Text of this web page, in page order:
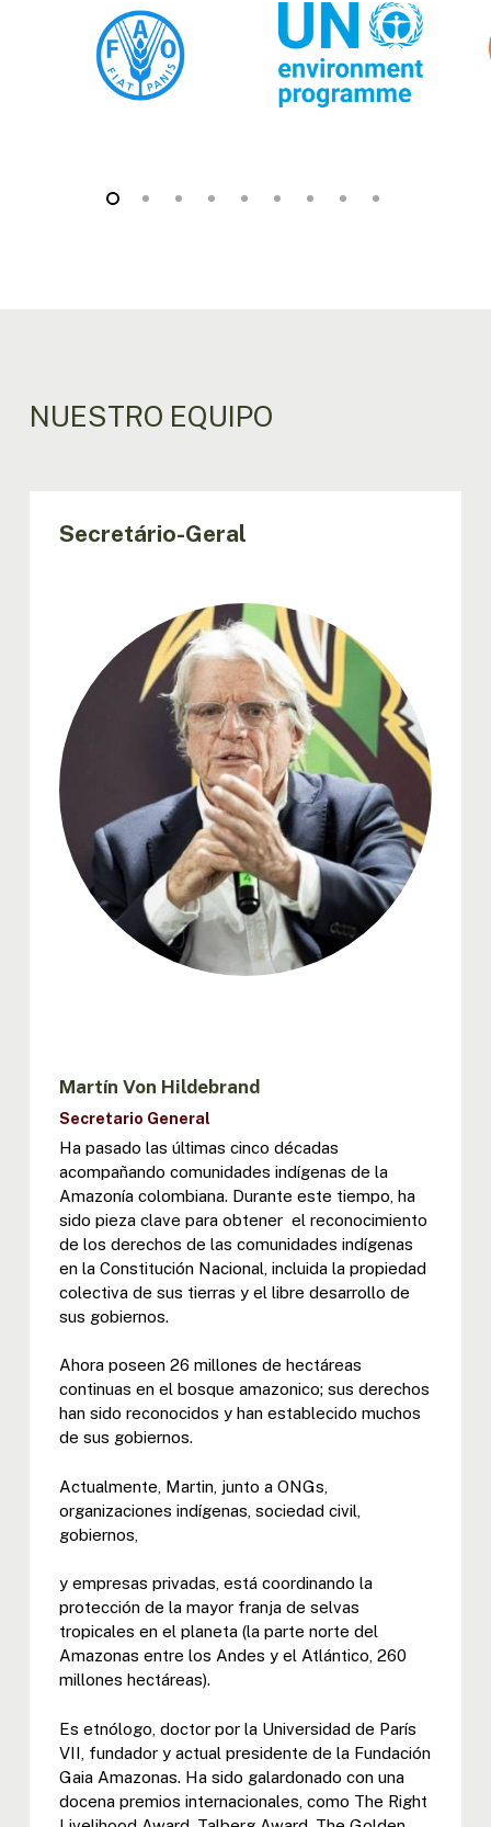
NUESTRO EQUIPO
Secretário-Geral
Martín Von Hildebrand
Secretario General
Ha pasado las últimas cinco décadas
acompañando comunidades indígenas de la
Amazonía colombiana. Durante este tiempo, ha
sido pieza clave para obtener el reconocimiento
de los derechos de las comunidades indígenas
en la Constitución Nacional, incluida la propiedad
colectiva de sus tierras y el libre desarrollo de
sus gobiernos.
Ahora poseen 26 millones de hectáreas
continuas en el bosque amazonico; sus derechos
han sido reconocidos y han establecido muchos
de sus gobiernos.
Actualmente, Martin, junto a ONGs,
organizaciones indígenas, sociedad civil,
gobiernos,
y empresas privadas, está coordinando la
protección de la mayor franja de selvas
tropicales en el planeta (la parte norte del
Amazonas entre los Andes y el Atlántico, 260
millones hectáreas).
Es etnólogo, doctor por la Universidad de París
VII, fundador y actual presidente de la Fundación
Gaia Amazonas. Ha sido galardonado con una
docena premios internacionales, como The Right